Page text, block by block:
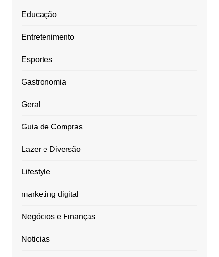
Educação
Entretenimento
Esportes
Gastronomia
Geral
Guia de Compras
Lazer e Diversão
Lifestyle
marketing digital
Negócios e Finanças
Noticias